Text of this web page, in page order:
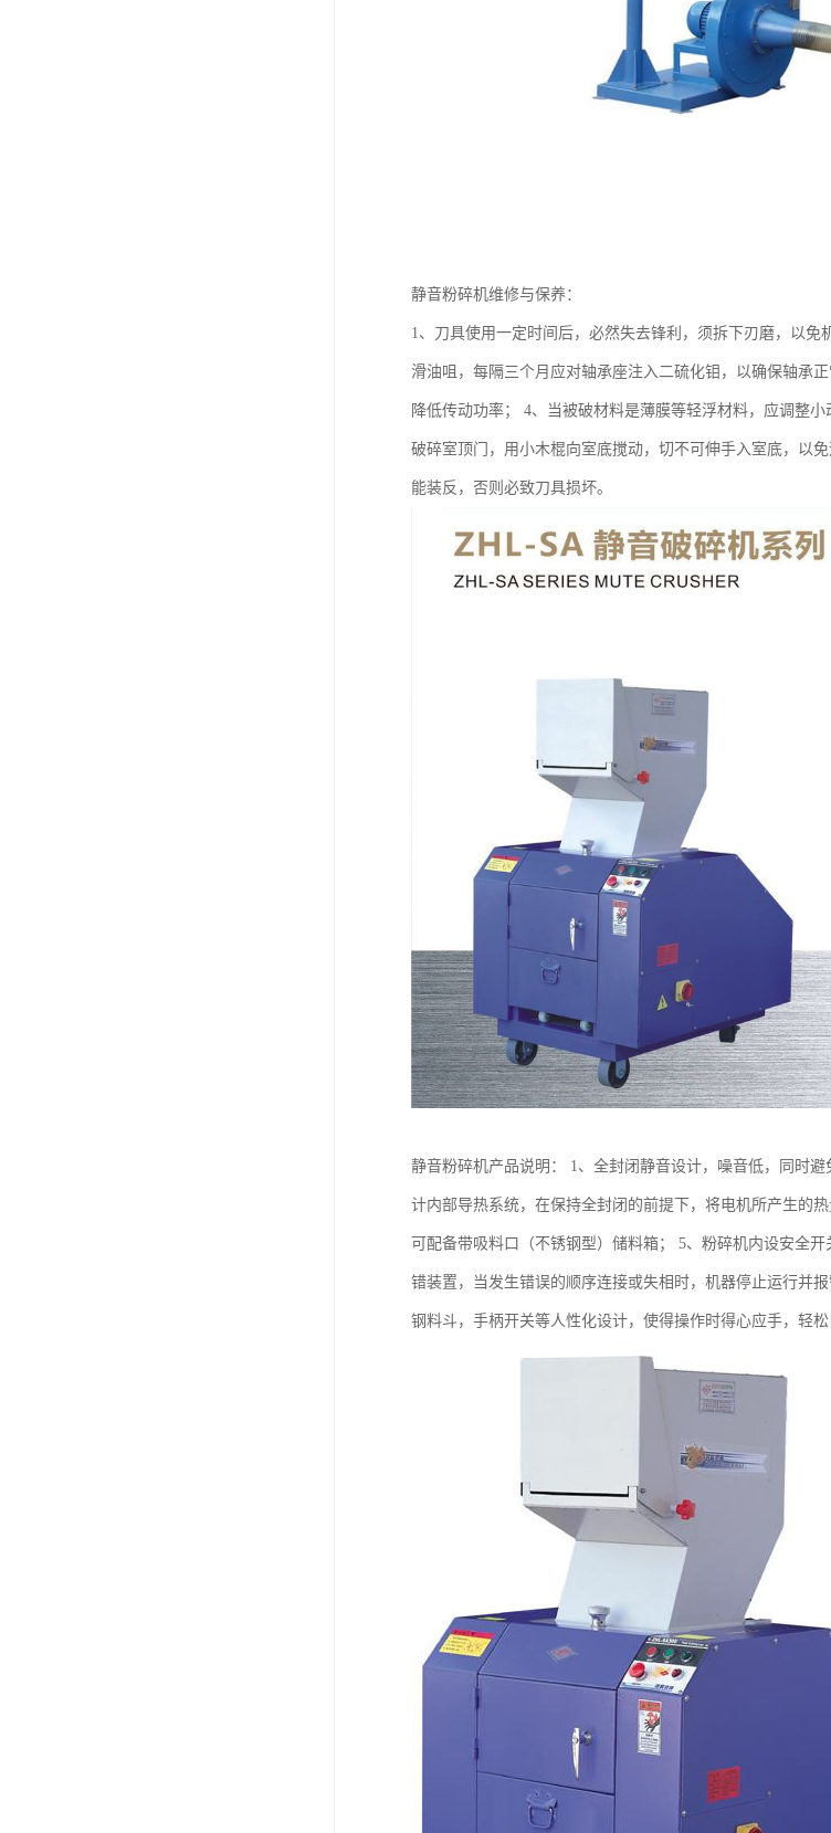
静音粉碎机维修与保养：
1、刀具使用一定时间后，必然失去锋利，须拆下刃磨，以
滑油咀，每隔三个月应对轴承座注入二硫化钼，以确保轴承
降低传动功率； 4、当被破材料是薄膜等轻浮材料，应调整
破碎室顶门，用小木棍向室底搅动，切不可伸手入室底，以
能装反，否则必致刀具损坏。
静音粉碎机产品说明： 1、全封闭静音设计，噪音低，同时
计内部导热系统，在保持全封闭的前提下，将电机所产生的
可配备带吸料口（不锈钢型）储料箱； 5、粉碎机内设安全
错装置，当发生错误的顺序连接或失相时，机器停止运行并
钢料斗，手柄开关等人性化设计，使得操作时得心应手，轻松